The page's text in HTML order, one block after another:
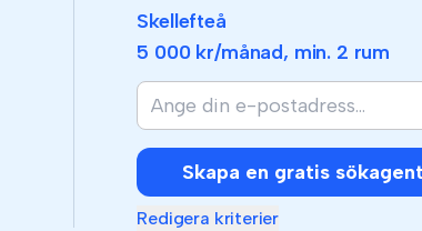
Skellefteå
5 000 kr/månad, min. 2 rum
Skapa en gratis sökagent
Redigera kriterier